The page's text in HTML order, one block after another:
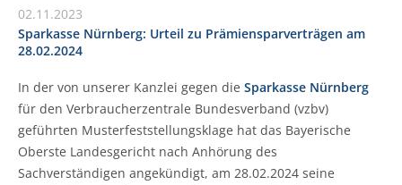
02.11.2023
Sparkasse Nürnberg: Urteil zu Prämiensparverträgen am
28.02.2024
In der von unserer Kanzlei gegen die Sparkasse Nürnberg
für den Verbraucherzentrale Bundesverband (vzbv)
geführten Musterfeststellungsklage hat das Bayerische
Oberste Landesgericht nach Anhörung des
Sachverständigen angekündigt, am 28.02.2024 seine